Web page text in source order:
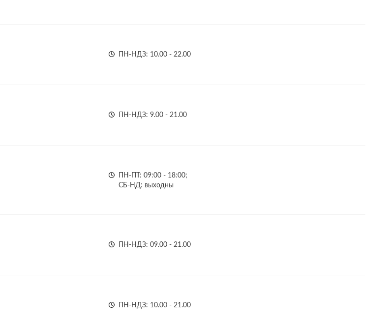
ПН-НДЗ: 10.00 - 22.00
ПН-НДЗ: 9.00 - 21.00
ПН-ПТ: 09:00 - 18:00;
СБ-НД: выходны
ПН-НДЗ: 09.00 - 21.00
ПН-НДЗ: 10.00 - 21.00